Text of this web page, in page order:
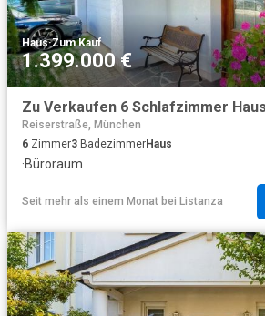
Haus·Zum Kauf
1.399.000 €
Reiserstraße, München
6 Zimmer3 BadezimmerHaus
·Büroraum
Seit mehr als einem Monat bei Listanza